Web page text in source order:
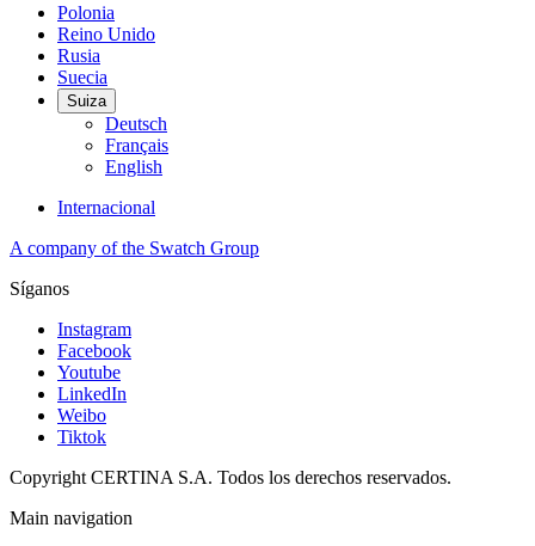
Polonia
Reino Unido
Rusia
Suecia
Suiza
Deutsch
Français
English
Internacional
A company of the Swatch Group
Síganos
Instagram
Facebook
Youtube
LinkedIn
Weibo
Tiktok
Copyright CERTINA S.A. Todos los derechos reservados.
Main navigation